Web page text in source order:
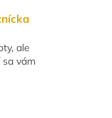
ale
sa vám